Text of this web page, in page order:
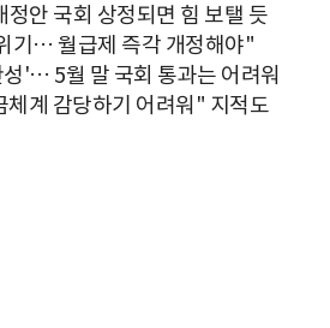
안 국회 상정되면 힘 보탤 듯
기… 월급제 즉각 개정해야"
'… 5월 말 국회 통과는 어려워
계 감당하기 어려워" 지적도